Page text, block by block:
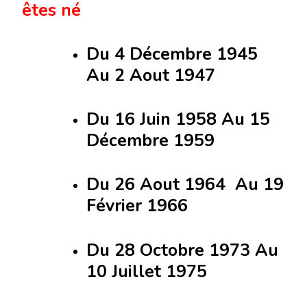
êtes né
Du 4 Décembre 1945
Au 2 Aout 1947
Du 16 Juin 1958 Au 15
Décembre 1959
Du 26 Aout 1964 Au 19
Février 1966
Du 28 Octobre 1973 Au
10 Juillet 1975